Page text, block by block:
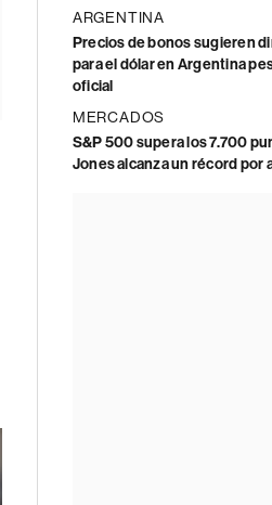
ARGENTINA
Precios de bonos sugieren
para el dólar en Argentina
oficial
MERCADOS
S&P 500 supera los 7.700
Jones alcanza un récord por